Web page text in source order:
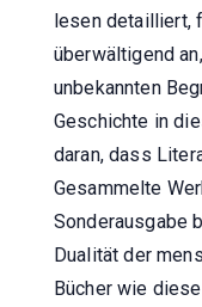
lesen detailliert,
überwältigend
unbekannten
Geschichte in
daran, dass
Gesammelte
Sonderausgabe
Dualität der
Bücher wie